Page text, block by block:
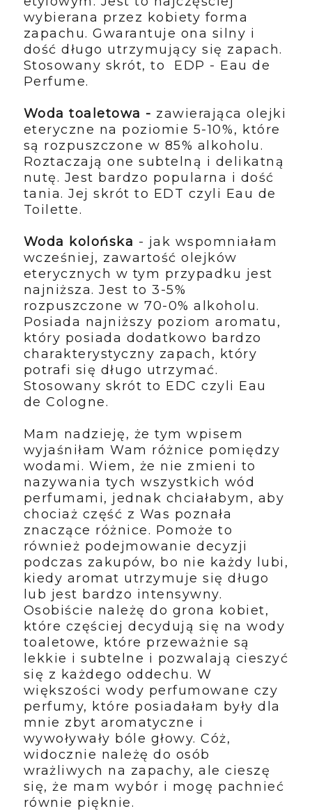
wybierana przez kobiety forma
zapachu. Gwarantuje ona silny i
dość długo utrzymujący się zapach.
Stosowany skrót, to EDP - Eau de
Perfume.
Woda toaletowa - zawierająca olejki
eteryczne na poziomie 5-10%, które
są rozpuszczone w 85% alkoholu.
Roztaczają one subtelną i delikatną
nutę. Jest bardzo popularna i dość
tania. Jej skrót to EDT czyli Eau de
Toilette.
Woda kolońska - jak wspomniałam
wcześniej, zawartość olejków
eterycznych w tym przypadku jest
najniższa. Jest to 3-5%
rozpuszczone w 70-0% alkoholu.
Posiada najniższy poziom aromatu,
który posiada dodatkowo bardzo
charakterystyczny zapach, który
potrafi się długo utrzymać.
Stosowany skrót to EDC czyli Eau
de Cologne.
Mam nadzieję, że tym wpisem
wyjaśniłam Wam różnice pomiędzy
wodami. Wiem, że nie zmieni to
nazywania tych wszystkich wód
perfumami, jednak chciałabym, aby
chociaż część z Was poznała
znaczące różnice. Pomoże to
również podejmowanie decyzji
podczas zakupów, bo nie każdy lubi,
kiedy aromat utrzymuje się długo
lub jest bardzo intensywny.
Osobiście należę do grona kobiet,
które częściej decydują się na wody
toaletowe, które przeważnie są
lekkie i subtelne i pozwalają cieszyć
się z każdego oddechu. W
większości wody perfumowane czy
perfumy, które posiadałam były dla
mnie zbyt aromatyczne i
wywoływały bóle głowy. Cóż,
widocznie należę do osób
wrażliwych na zapachy, ale cieszę
się, że mam wybór i mogę pachnieć
równie pięknie.